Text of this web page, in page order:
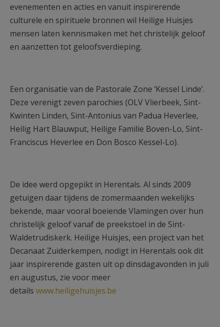
evenementen en acties en vanuit inspirerende
culturele en spirituele bronnen wil Heilige Huisjes
mensen laten kennismaken met het christelijk geloof
en aanzetten tot geloofsverdieping.
Een organisatie van de Pastorale Zone ‘Kessel Linde’.
Deze verenigt zeven parochies (OLV Vlierbeek, Sint-
Kwinten Linden, Sint-Antonius van Padua Heverlee,
Heilig Hart Blauwput, Heilige Familie Boven-Lo, Sint-
Franciscus Heverlee en Don Bosco Kessel-Lo).
De idee werd opgepikt in Herentals. Al sinds 2009
getuigen daar tijdens de zomermaanden wekelijks
bekende, maar vooral boeiende Vlamingen over hun
christelijk geloof vanaf de preekstoel in de Sint-
Waldetrudiskerk. Heilige Huisjes, een project van het
Decanaat Zuiderkempen, nodigt in Herentals ook dit
jaar inspirerende gasten uit op dinsdagavonden in juli
en augustus, zie voor meer
details www.heiligehuisjes.be